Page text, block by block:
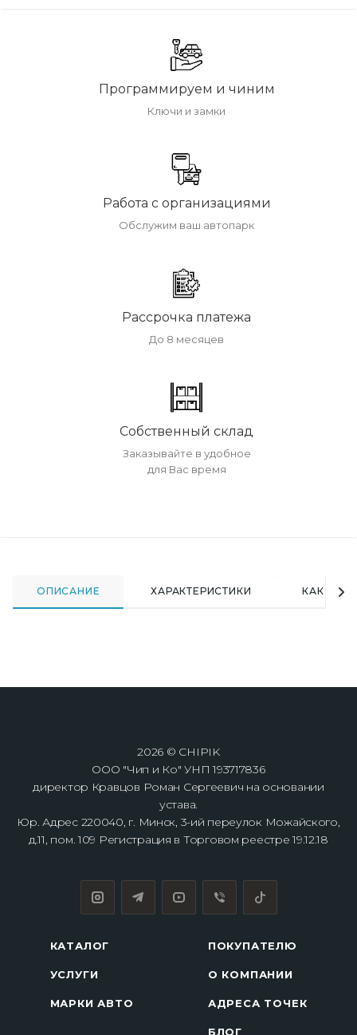
Программируем и чиним
Ключи и замки
Работа с организациями
Обслужим ваш автопарк
Рассрочка платежа
До 8 месяцев
Собственный склад
Заказывайте в удобное
для Вас время
ОПИСАНИЕ ХАРАКТЕРИСТИКИ КАК
2026 © CHIPIK
ООО "Чип и Ко" УНП 193717836
директор Кравцов Роман Сергеевич на основании
устава.
Юр. Адрес 220040, г. Минск, 3-ий переулок Можайского,
д.11, пом. 109 Регистрация в Торговом реестре 19.12.18
КАТАЛОГ
УСЛУГИ
МАРКИ АВТО
ПОКУПАТЕЛЮ
О КОМПАНИИ
АДРЕСА ТОЧЕК
БЛОГ